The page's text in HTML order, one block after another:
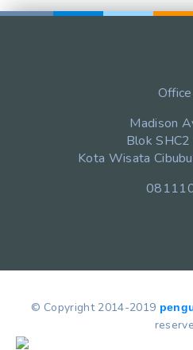
Madison
Blok
Kota Wisata
© Copyright 2014-2019